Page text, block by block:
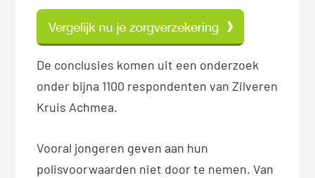
De conclusies komen uit een onderzoek
onder bijna 1100 respondenten van Zilveren
Kruis Achmea.
Vooral jongeren geven aan hun
polisvoorwaarden niet door te nemen. Van